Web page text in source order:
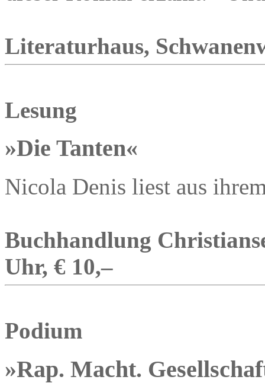
Literaturhaus,
Lesung
»Die Tanten«
Nicola Denis liest aus
Buchhandlung
Uhr, € 10,–
Podium
»Rap. Macht.